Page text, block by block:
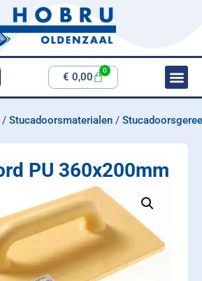
€ 0,00
0
/ Stucadoorsmaterialen /
PU 360x200mm